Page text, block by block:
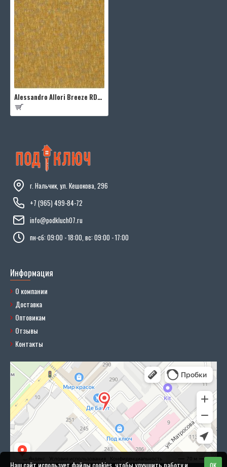
Alessandro Allori Breeze RDT2207-7
г. Нальчик, ул. Кешокова, 296
+7 (965) 499-84-72
info@podkluch07.ru
пн-сб: 09:00 - 18:00, вс: 09:00 - 17:00
Информация
О компании
Доставка
Оптовикам
Отзывы
Контакты
Наш сайт использует файлы cookies, чтобы улучшить работу и